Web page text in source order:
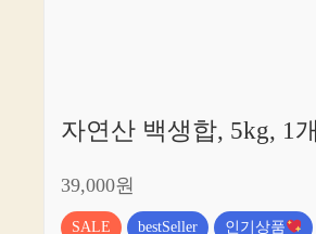
자연산 백생합, 5kg, 1개
39,000원
SALE bestSeller 인기상품